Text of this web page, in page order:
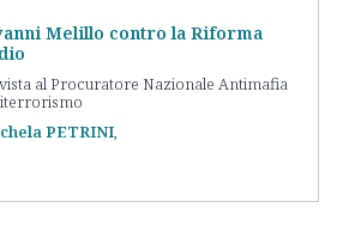
Melillo contro la Riforma
al Procuratore Nazionale Antimafia
PETRINI